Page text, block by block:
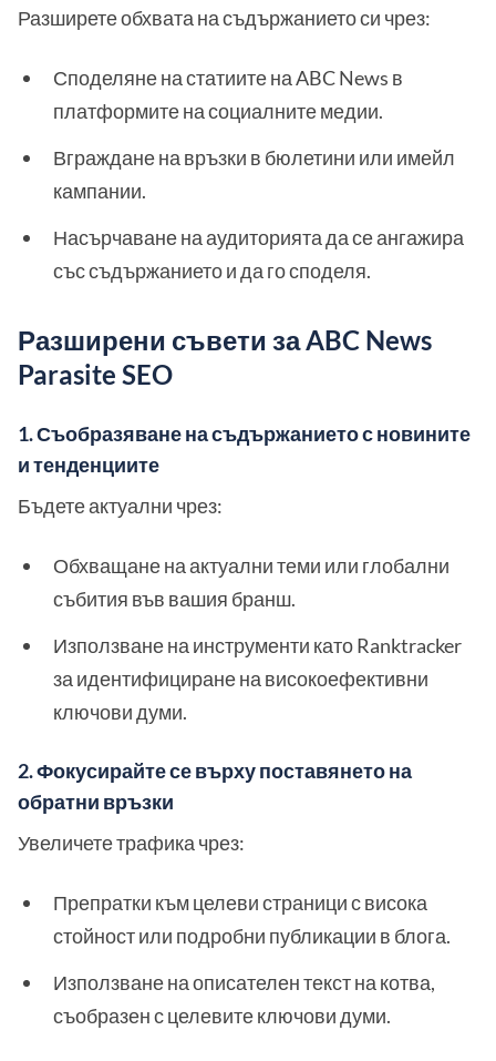
Разширете обхвата на съдържанието си чрез:
Споделяне на статиите на ABC News в
платформите на социалните медии.
Вграждане на връзки в бюлетини или имейл
кампании.
Насърчаване на аудиторията да се ангажира
със съдържанието и да го споделя.
Разширени съвети за ABC News
Parasite SEO
1. Съобразяване на съдържанието с новините
и тенденциите
Бъдете актуални чрез:
Обхващане на актуални теми или глобални
събития във вашия бранш.
Използване на инструменти като Ranktracker
за идентифициране на високоефективни
ключови думи.
2. Фокусирайте се върху поставянето на
обратни връзки
Увеличете трафика чрез:
Препратки към целеви страници с висока
стойност или подробни публикации в блога.
Използване на описателен текст на котва,
съобразен с целевите ключови думи.